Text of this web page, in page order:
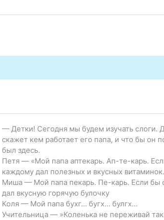
— Детки! Сегодня мы будем изучать слоги.
скажет кем работает его папа, и что бы он
был здесь.
Петя — «Мой папа аптекарь. Ап-те-карь.
каждому дал полезных и вкусных витаминок.
Миша — Мой папа пекарь. Пе-карь. Если бы
дал вкусную горячую булочку
Коля — Мой папа бухг… бугх… булгх...
Учительница — »Коленька не переживай